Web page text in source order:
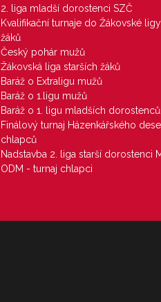
2. liga mladší dorostenci SZČ
Kvalifikační turnaje do Žákovské
žáků
Český pohár mužů
Žákovská liga starších žáků
Baráž o Extraligu mužů
Baráž o 1.ligu mužů
Baráž o 1. ligu mladších dorostenců
Finálový turnaj Házenkářského
chlapců
Nadstavba 2. liga starší dorostenci
ODM - turnaj chlapci